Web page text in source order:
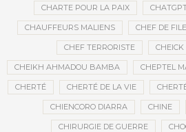
CHARTE POUR LA PAIX
CHAUFFEURS MALIENS CHEF DE
CHEF TERRORISTE
CHEIKH AHMADOU BAMBA CHEPTEL
CHERTÉ CHERTÉ DE LA VIE
CHIENCORO DIARRA CHINE
CHIRURGIE DE GUERRE